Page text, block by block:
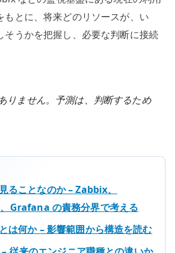
もとに、将来どのリソースが、い
そうかを把握し、必要な判断に接続
りません。予測は、判断するため
ることなのか – Zabbix、
Grafana の責務分界で考える
は何か – 影響範囲から構造を読む